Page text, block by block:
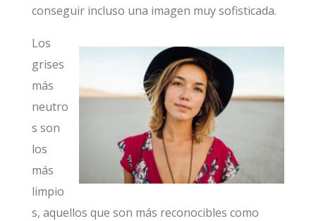
conseguir incluso una imagen muy sofisticada.
Los
grises
más
neutro
s son
los
más
limpio
s, aquellos que son más reconocibles como